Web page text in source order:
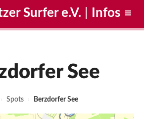
Surfer e.V. Infos
See
Spots Berzdorfer See